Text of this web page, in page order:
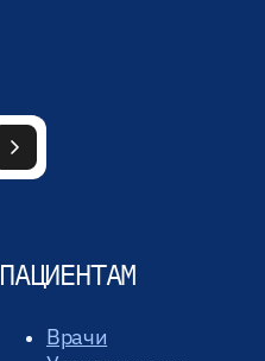
ПАЦИЕНТАМ
Врачи